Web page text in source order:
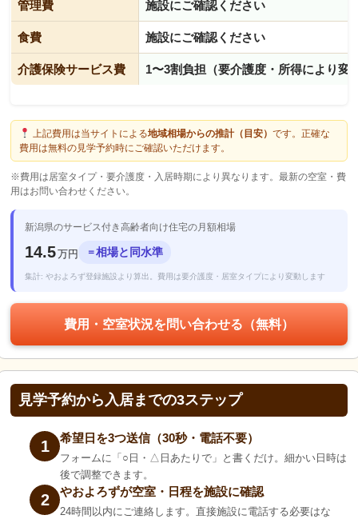
管理費 施設にご確認ください
食費 施設にご確認ください
介護保険サービス費 1〜3割負担（要介護度・所得により変
上記費用は当サイトによる地域相場からの推計（目安） です。正確な
費用は無料の見学予約時にご確認いただけます。
※費用は居室タイプ・要介護度・入居時期により異なります。最新の空室・費
用はお問い合わせください。
新潟県のサービス付き高齢者向け住宅の月額相場
14.5万円 ＝相場と同水準
集計: やおよろず登録施設より算出。費用は要介護度・居室タイプにより変動します
費用・空室状況を問い合わせる（無料）
見学予約から入居までの3ステップ
1 希望日を3つ送信（30秒・電話不要）
フォームに「○日・△日あたりで」と書くだけ。細かい日時は
後で調整できます。
2 やおよろずが空室・日程を施設に確認
24時間以内にご連絡します。直接施設に電話する必要はな